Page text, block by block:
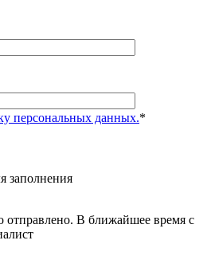
персональных данных.*
заполнения
В ближайшее время с